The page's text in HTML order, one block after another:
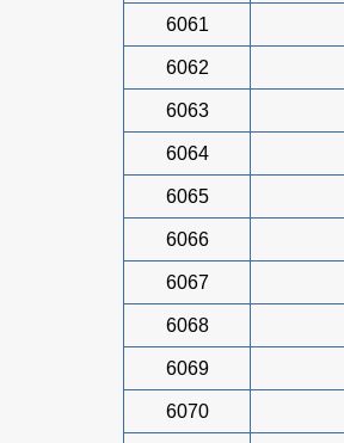
6061
6062
6063
6064
6065
6066
6067
6068
6069
6070